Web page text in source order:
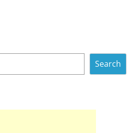
Search